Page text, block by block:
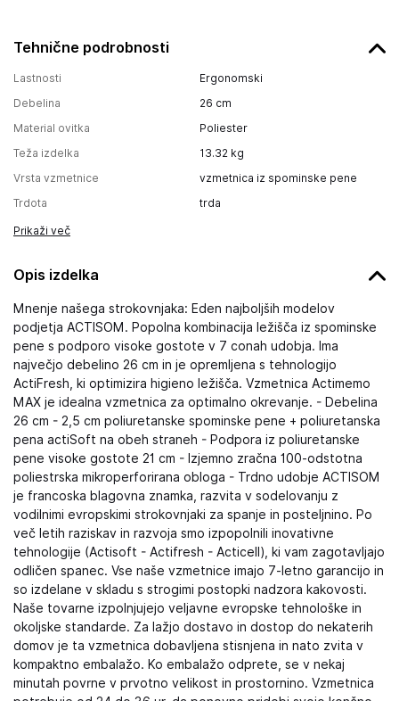
Tehnične podrobnosti
Lastnosti
Ergonomski
Debelina
26 cm
Material ovitka
Poliester
Teža izdelka
13.32 kg
Vrsta vzmetnice
vzmetnica iz spominske pene
Trdota
trda
Prikaži več
Opis izdelka
Mnenje našega strokovnjaka: Eden najboljših modelov
podjetja ACTISOM. Popolna kombinacija ležišča iz spominske
pene s podporo visoke gostote v 7 conah udobja. Ima
največjo debelino 26 cm in je opremljena s tehnologijo
ActiFresh, ki optimizira higieno ležišča. Vzmetnica Actimemo
MAX je idealna vzmetnica za optimalno okrevanje. - Debelina
26 cm - 2,5 cm poliuretanske spominske pene + poliuretanska
pena actiSoft na obeh straneh - Podpora iz poliuretanske
pene visoke gostote 21 cm - Izjemno zračna 100-odstotna
poliestrska mikroperforirana obloga - Trdno udobje ACTISOM
je francoska blagovna znamka, razvita v sodelovanju z
vodilnimi evropskimi strokovnjaki za spanje in posteljnino. Po
več letih raziskav in razvoja smo izpopolnili inovativne
tehnologije (Actisoft - Actifresh - Acticell), ki vam zagotavljajo
odličen spanec. Vse naše vzmetnice imajo 7-letno garancijo in
so izdelane v skladu s strogimi postopki nadzora kakovosti.
Naše tovarne izpolnjujejo veljavne evropske tehnološke in
okoljske standarde. Za lažjo dostavo in dostop do nekaterih
domov je ta vzmetnica dobavljena stisnjena in nato zvita v
kompaktno embalažo. Ko embalažo odprete, se v nekaj
minutah povrne v prvotno velikost in prostornino. Vzmetnica